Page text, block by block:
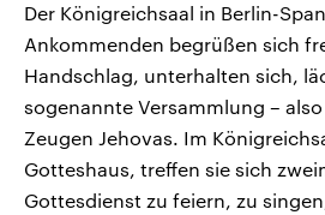
Der Königreichsaal in Berlin-
Ankommenden begrüßen sich
Handschlag, unterhalten sich,
sogenannte Versammlung –
Zeugen Jehovas. Im
Gotteshaus, treffen sie sich
Gottesdienst zu feiern, zu